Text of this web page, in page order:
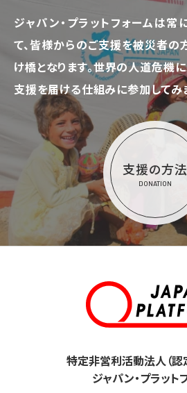
ジャパン・プラットフォームは
て、皆様からのご支援を被災者の
け橋となります。世界の人道危機
支援を届ける仕組みに参加してみ
支援の方法
DONATION
特定非営利活動法人（認
ジャパン・プラット